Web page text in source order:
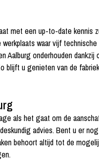
met een up-to-date kennis
waar vijf
onderhouden dankzij
blijft u genieten van de
als het gaat om de
advies. Bent u er
behoort altijd tot de